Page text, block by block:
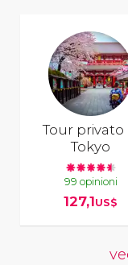
Tour privato
Tokyo
99 opinioni
127,1US$